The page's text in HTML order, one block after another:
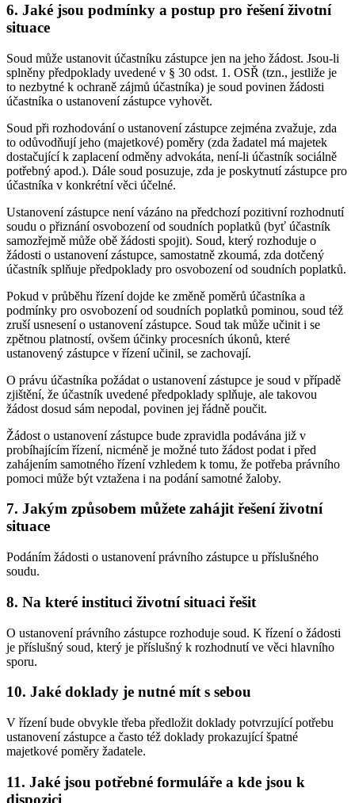
6. Jaké jsou podmínky a postup pro řešení životní
situace
Soud může ustanovit účastníku zástupce jen na jeho žádost. Jsou-li
splněny předpoklady uvedené v § 30 odst. 1. OSŘ (tzn., jestliže je
to nezbytné k ochraně zájmů účastníka) je soud povinen žádosti
účastníka o ustanovení zástupce vyhovět.
Soud při rozhodování o ustanovení zástupce zejména zvažuje, zda
to odůvodňují jeho (majetkové) poměry (zda žadatel má majetek
dostačující k zaplacení odměny advokáta, není-li účastník sociálně
potřebný apod.). Dále soud posuzuje, zda je poskytnutí zástupce pro
účastníka v konkrétní věci účelné.
Ustanovení zástupce není vázáno na předchozí pozitivní rozhodnutí
soudu o přiznání osvobození od soudních poplatků (byť účastník
samozřejmě může obě žádosti spojit). Soud, který rozhoduje o
žádosti o ustanovení zástupce, samostatně zkoumá, zda dotčený
účastník splňuje předpoklady pro osvobození od soudních poplatků.
Pokud v průběhu řízení dojde ke změně poměrů účastníka a
podmínky pro osvobození od soudních poplatků pominou, soud též
zruší usnesení o ustanovení zástupce. Soud tak může učinit i se
zpětnou platností, ovšem účinky procesních úkonů, které
ustanovený zástupce v řízení učinil, se zachovají.
O právu účastníka požádat o ustanovení zástupce je soud v případě
zjištění, že účastník uvedené předpoklady splňuje, ale takovou
žádost dosud sám nepodal, povinen jej řádně poučit.
Žádost o ustanovení zástupce bude zpravidla podávána již v
probíhajícím řízení, nicméně je možné tuto žádost podat i před
zahájením samotného řízení vzhledem k tomu, že potřeba právního
pomoci může být vztažena i na podání samotné žaloby.
7. Jakým způsobem můžete zahájit řešení životní
situace
Podáním žádosti o ustanovení právního zástupce u příslušného
soudu.
8. Na které instituci životní situaci řešit
O ustanovení právního zástupce rozhoduje soud. K řízení o žádosti
je příslušný soud, který je příslušný k rozhodnutí ve věci hlavního
sporu.
10. Jaké doklady je nutné mít s sebou
V řízení bude obvykle třeba předložit doklady potvrzující potřebu
ustanovení zástupce a často též doklady prokazující špatné
majetkové poměry žadatele.
11. Jaké jsou potřebné formuláře a kde jsou k
dispozici